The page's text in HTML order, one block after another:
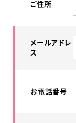
ご住所
メールアドレ
ス
お電話番号